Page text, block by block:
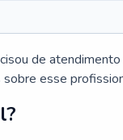
de
sobre esse